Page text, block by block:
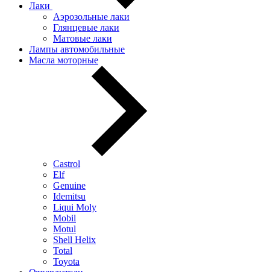
Лаки
Аэрозольные лаки
Глянцевые лаки
Матовые лаки
Лампы автомобильные
Масла моторные
Castrol
Elf
Genuine
Idemitsu
Liqui Moly
Mobil
Motul
Shell Helix
Total
Toyota